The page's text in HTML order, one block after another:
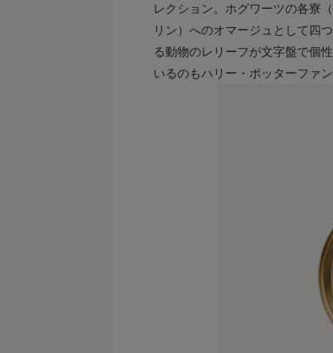
レクション。ホグワーツの各寮
リン）へのオマージュとして四
る動物のレリーフが文字盤で個
いるのもハリー・ポッターファ